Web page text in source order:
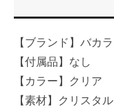
【ブランド】バカラ
【付属品】なし
【カラー】クリア
【素材】クリスタル